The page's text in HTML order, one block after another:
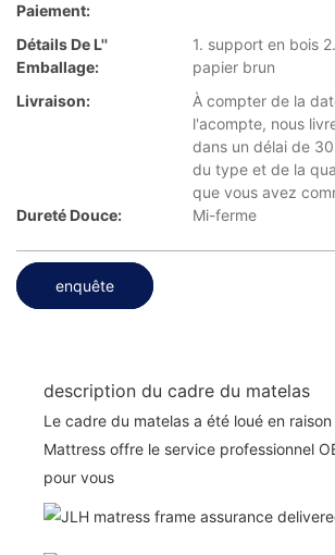
Paiement:
Détails De L''
Emballage:
1. support en bois
papier brun
Livraison:
À compter de la
l'acompte, nous
dans un délai de
du type et de la
que vous avez
Dureté Douce:
Mi-ferme
enquête
description du cadre du matelas
Le cadre du matelas a été loué en
Mattress offre le service professionnel
pour vous